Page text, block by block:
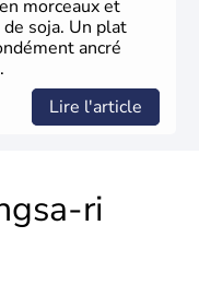
morceaux et
de soja. Un plat
ancré
Lire l'article
ri